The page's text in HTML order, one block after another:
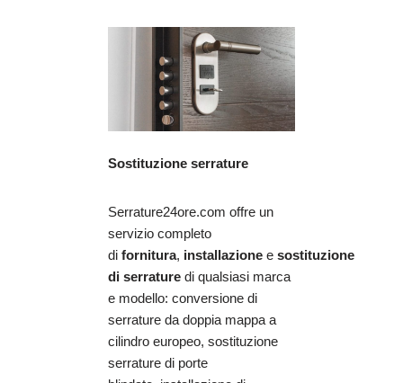
Sostituzione serrature
Serrature24ore.com offre un
servizio completo
di fornitura, installazione e sostituzione
di serrature di qualsiasi marca
e modello: conversione di
serrature da doppia mappa a
cilindro europeo, sostituzione
serrature di porte